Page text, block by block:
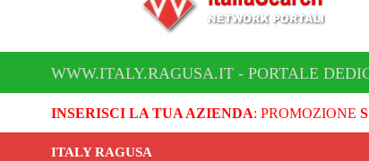
WWW.ITALY.RAGUSA.IT - PORTALE
INSERISCI LA TUA AZIENDA: PROMOZIONE
ITALY RAGUSA